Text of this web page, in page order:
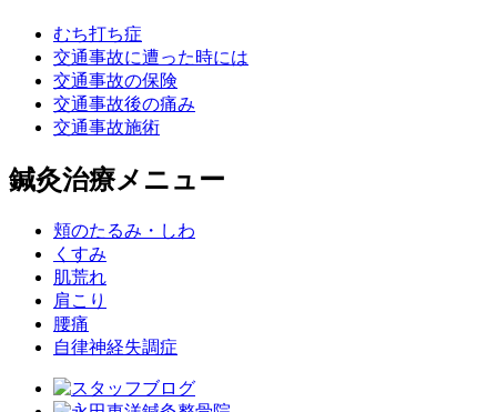
むち打ち症
交通事故に遭った時には
交通事故の保険
交通事故後の痛み
交通事故施術
鍼灸治療メニュー
頬のたるみ・しわ
くすみ
肌荒れ
肩こり
腰痛
自律神経失調症